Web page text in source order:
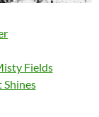
Fields
Shines